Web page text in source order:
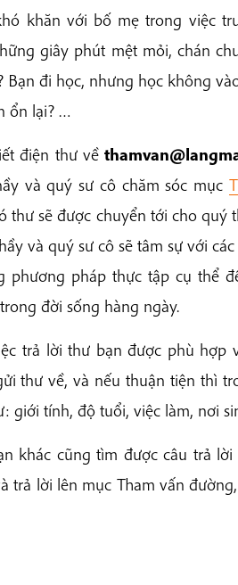
khăn với bố mẹ trong việc
giây phút mệt mỏi, chán
Bạn đi học, nhưng học không
ổn lại? …
điện thư về
và quý sư cô chăm sóc mục
thư sẽ được chuyển tới cho
và quý sư cô sẽ tâm sự với
phương pháp thực tập cụ thể
đời sống hàng ngày.
trả lời thư bạn được phù hợp
thư về, và nếu thuận tiện thì
giới tính, độ tuổi, việc làm, nơi
khác cũng tìm được câu trả
trả lời lên mục Tham vấn